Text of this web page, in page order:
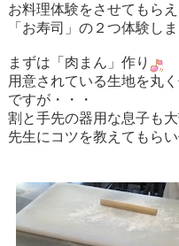
お料理体験をさせてもら
「お寿司」の２つ体験しま
まずは「肉まん」作り
用意されている生地を丸
ですが・・・
割と手先の器用な息子も
先生にコツを教えてもら